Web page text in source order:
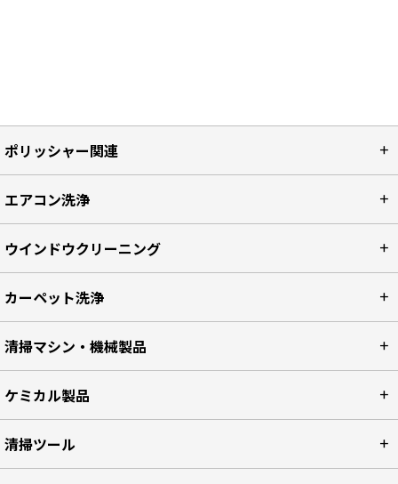
ポリッシャー関連
エアコン洗浄
ウインドウクリーニング
カーペット洗浄
清掃マシン・機械製品
ケミカル製品
清掃ツール